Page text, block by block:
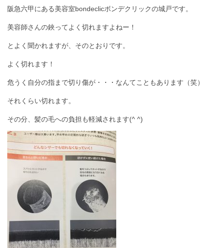
阪急六甲にある美容室bondeclicボンデクリックの城戸です。
美容師さんの鋏ってよく切れますよねー！
とよく聞かれますが、そのとおりです。
よく切れます！
危うく自分の指まで切り傷が・・・なんてこともあります（笑）
それくらい切れます。
その分、髪の毛への負担も軽減されます(^ ^)